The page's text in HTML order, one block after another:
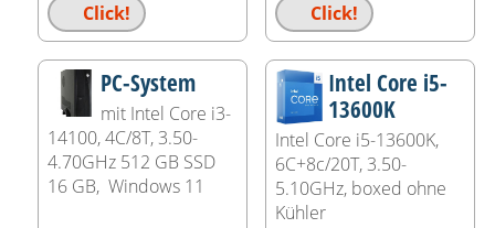
Click! Click!
PC-System
mit Intel Core i3-
14100, 4C/8T, 3.50-
4.70GHz 512 GB SSD
16 GB, Windows 11
Intel Core i5-
13600K
Intel Core i5-13600K,
6C+8c/20T, 3.50-
5.10GHz, boxed ohne
Kühler